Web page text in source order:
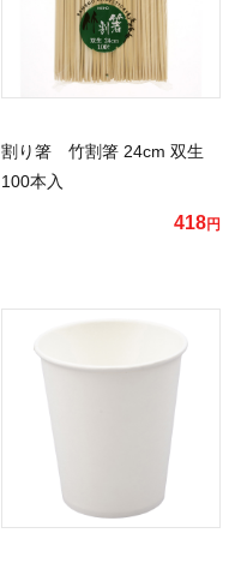
割り箸 竹割箸 24cm 双生
100本入
418円